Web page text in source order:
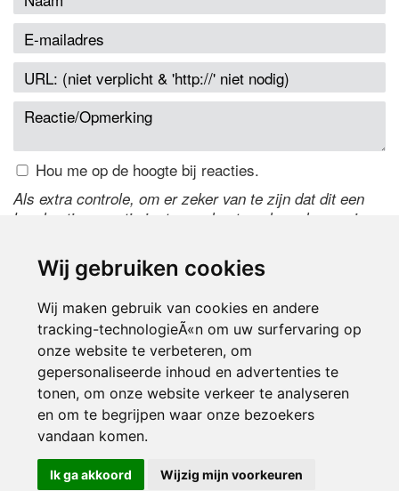
Wij gebruiken cookies
Wij maken gebruik van cookies en andere
tracking-technologieÃ«n om uw surfervaring op
onze website te verbeteren, om
gepersonaliseerde inhoud en advertenties te
tonen, om onze website verkeer te analyseren
en om te begrijpen waar onze bezoekers
vandaan komen.
Ik ga akkoord Wijzig mijn voorkeuren
Hou me op de hoogte bij reacties.
Als extra controle, om er zeker van te zijn dat dit een
handmatige reactie is, typ onderstaande code over in
de code te wijzigen.
© 2000-2026 UFE Media:Managersonline.nl|Brisk magazine